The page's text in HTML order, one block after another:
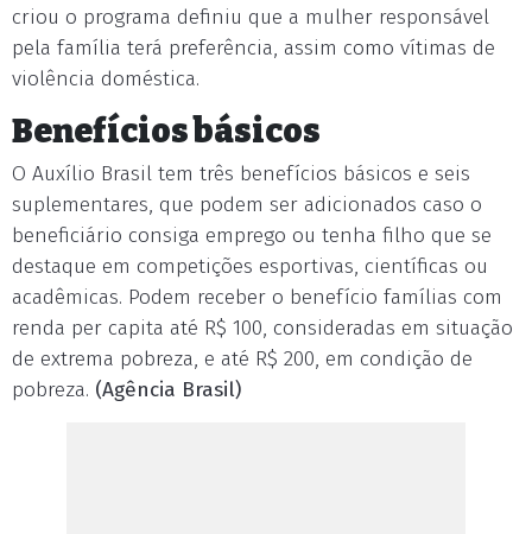
criou o programa definiu que a mulher responsável
pela família terá preferência, assim como vítimas de
violência doméstica.
Benefícios básicos
O Auxílio Brasil tem três benefícios básicos e seis
suplementares, que podem ser adicionados caso o
beneficiário consiga emprego ou tenha filho que se
destaque em competições esportivas, científicas ou
acadêmicas. Podem receber o benefício famílias com
renda per capita até R$ 100, consideradas em situação
de extrema pobreza, e até R$ 200, em condição de
pobreza. (Agência Brasil)